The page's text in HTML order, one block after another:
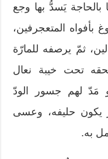
بالحاجة يَسدُّ بها وجع
بأفواه المتعجرفين،
ثمّ يرصفه للمارّة
تحت خيبة نعال
مَدّ لهم جسور الودّ
يكون حليفه، وعسى
به.